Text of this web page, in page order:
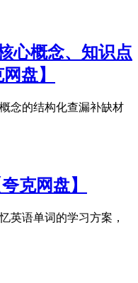
心概念、知识点
盘】
念的结构化查漏补缺材
克网盘】
英语单词的学习方案，